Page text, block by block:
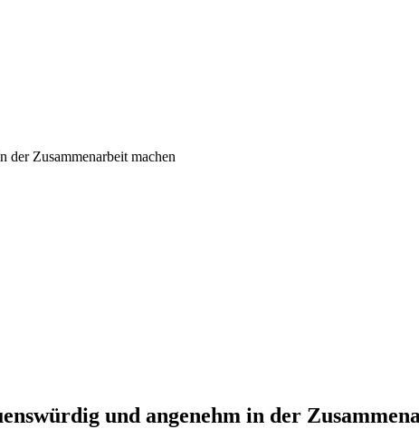
der Zusammenarbeit machen
und angenehm in der